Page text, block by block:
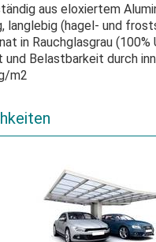
aus eloxiertem
langlebig (hagel- und
in Rauchglasgrau
und Belastbarkeit durch
m2